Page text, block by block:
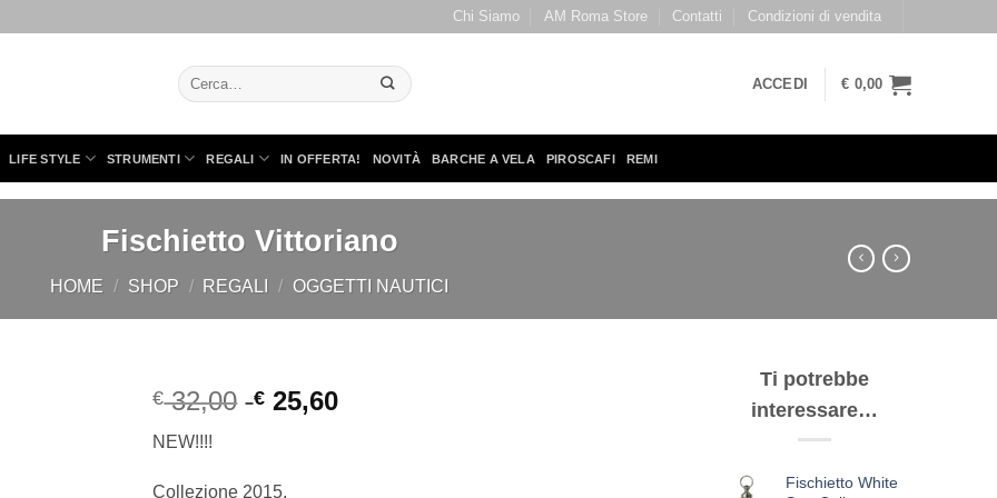
Chi Siamo AM Roma Store Contatti Condizioni di vendita
Cerca:
ACCEDI € 0,00
LIFE STYLE STRUMENTI REGALI IN OFFERTA! NOVITÀ BARCHE A VELA PIROSCAFI REMI
Fischietto Vittoriano
HOME / SHOP / REGALI / OGGETTI NAUTICI
€32,00 €25,60
NEW!!!!
Collezione 2015.
Ti potrebbe
interessare…
Fischietto White